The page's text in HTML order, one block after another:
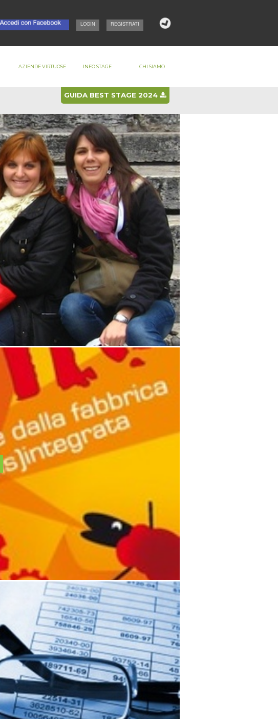
REGISTRATI
LOGIN
GUIDA BEST STAGE 2024
AZIENDE VIRTUOSE INFO STAGE CHI SIAMO